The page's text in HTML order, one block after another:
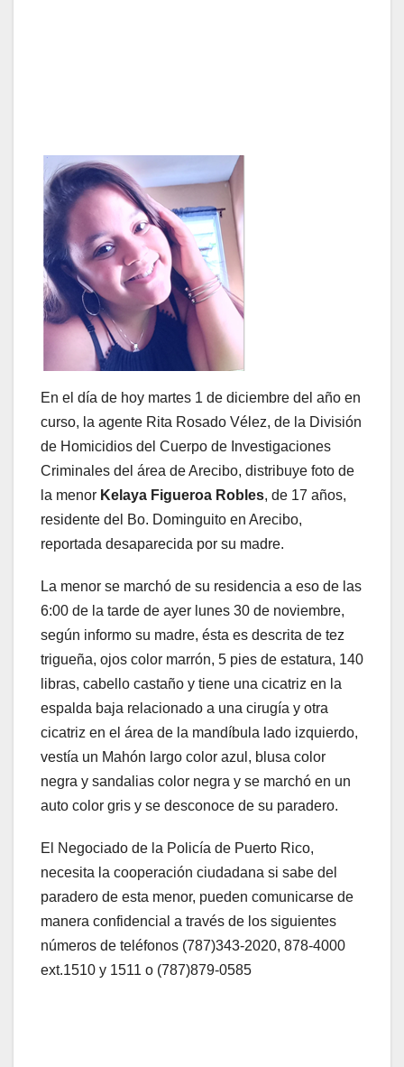
En el día de hoy martes 1 de diciembre del año en
curso, la agente Rita Rosado Vélez, de la División
de Homicidios del Cuerpo de Investigaciones
Criminales del área de Arecibo, distribuye foto de
la menor Kelaya Figueroa Robles, de 17 años,
residente del Bo. Dominguito en Arecibo,
reportada desaparecida por su madre.
La menor se marchó de su residencia a eso de las
6:00 de la tarde de ayer lunes 30 de noviembre,
según informo su madre, ésta es descrita de tez
trigueña, ojos color marrón, 5 pies de estatura, 140
libras, cabello castaño y tiene una cicatriz en la
espalda baja relacionado a una cirugía y otra
cicatriz en el área de la mandíbula lado izquierdo,
vestía un Mahón largo color azul, blusa color
negra y sandalias color negra y se marchó en un
auto color gris y se desconoce de su paradero.
El Negociado de la Policía de Puerto Rico,
necesita la cooperación ciudadana si sabe del
paradero de esta menor, pueden comunicarse de
manera confidencial a través de los siguientes
números de teléfonos (787)343-2020, 878-4000
ext.1510 y 1511 o (787)879-0585